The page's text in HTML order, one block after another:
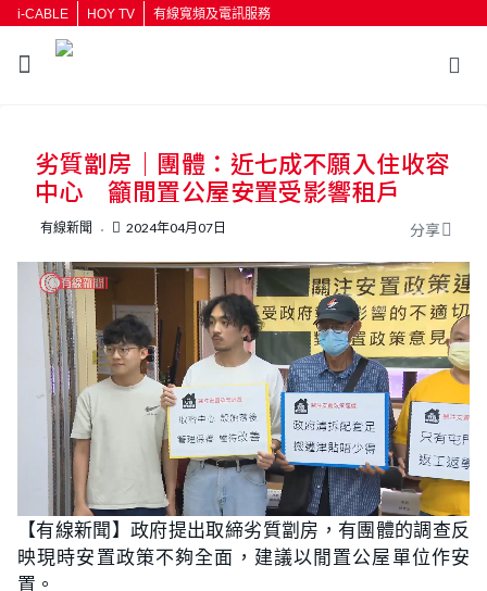
i-CABLE HOY TV 有線寬頻及電訊服務
按輸入鍵開始搜尋
劣質劏房｜團體：近七成不願入住收容
中心 籲閒置公屋安置受影響租戶
有線新聞 2024年04月07日 分享
U
n
m
t
e
L
o
a
d
e
d
【有線新聞】政府提出取締劣質劏房，有團體的調查反
映現時安置政策不夠全面，建議以閒置公屋單位作安
置。